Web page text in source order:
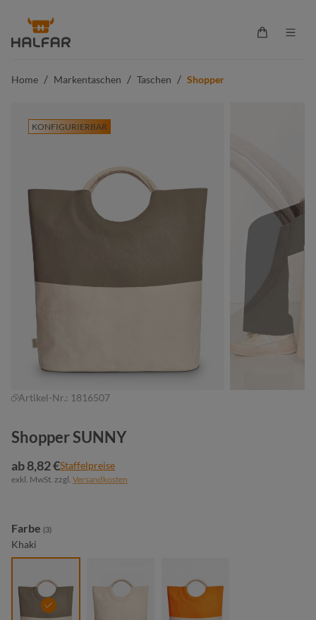
springen
Home / Markentaschen / Taschen / Shopper
KONFIGURIERBAR
Artikel-Nr.: 1816507
Shopper SUNNY
ab 8,82 €Staffelpreise
exkl. MwSt. zzgl. Versandkosten
Farbe auswählen
(3)
Khaki
khaki orange